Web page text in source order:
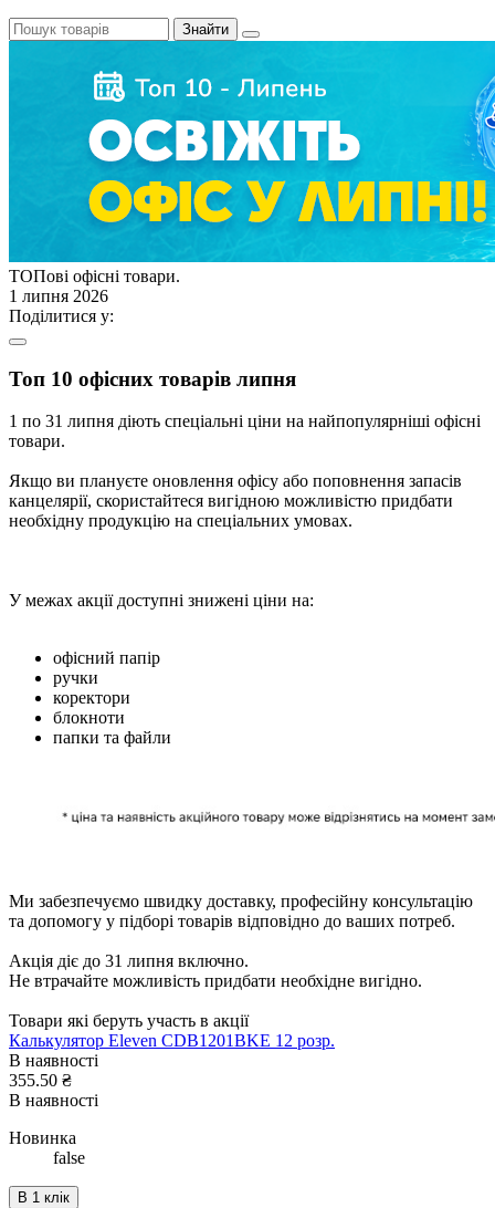
Знайти
ТОПові офiснi товари.
1 липня 2026
Поділитися у:
Топ 10 офicних товарiв липня
1 по 31 липня діють спеціальні ціни на найпопулярніші офісні
товари.
Якщо ви плануєте оновлення офісу або поповнення запасів
канцелярії, скористайтеся вигідною можливістю придбати
необхідну продукцію на спеціальних умовах.
У межах акції доступні знижені ціни на:
офісний папір
ручки
коректори
блокноти
папки та файли
Ми забезпечуємо швидку доставку, професійну консультацію
та допомогу у підборі товарів відповідно до ваших потреб.
Акція діє до 31 липня включно.
Не втрачайте можливість придбати необхідне вигідно.
Товари які беруть участь в акції
Калькулятор Eleven CDB1201BKE 12 розр.
В наявності
355.50 ₴
В наявності
Новинка
false
В 1 клік